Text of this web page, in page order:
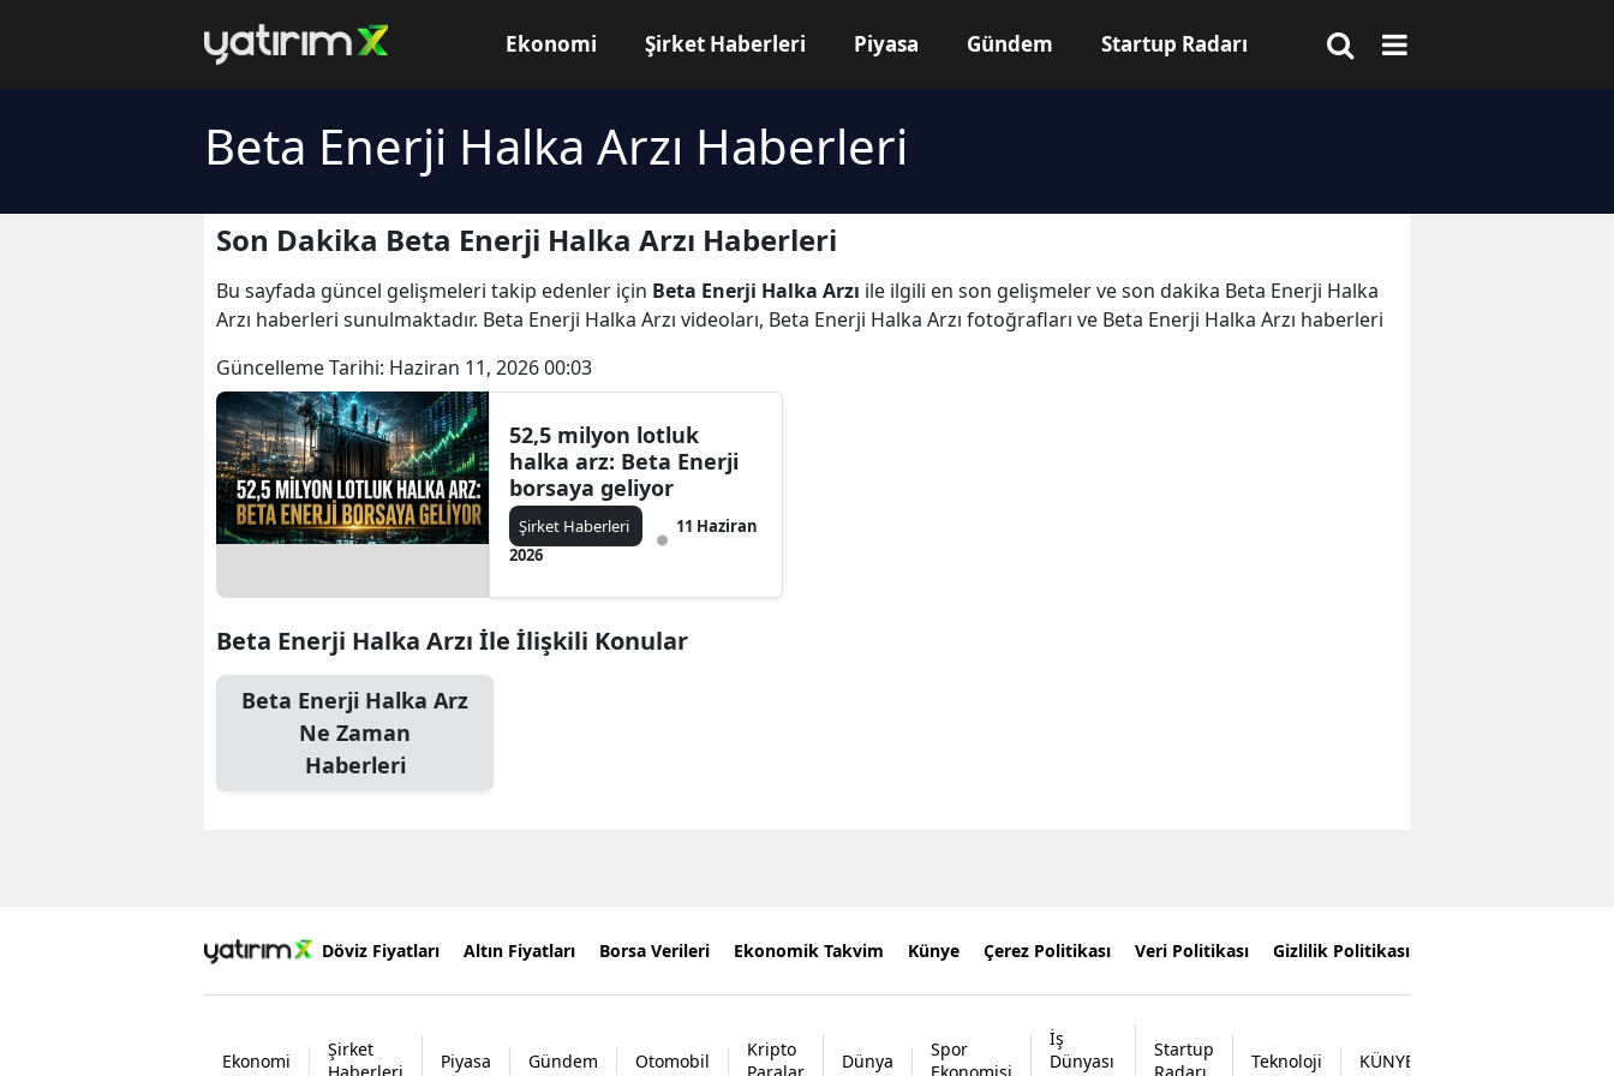
Ekonomi Şirket Haberleri Piyasa Gündem Startup Radarı
Beta Enerji Halka Arzı Haberleri
Son Dakika Beta Enerji Halka Arzı Haberleri
Bu sayfada güncel gelişmeleri takip edenler için Beta Enerji Halka Arzı ile ilgili en son gelişmeler ve son dakika Beta Enerji Halka
Arzı haberleri sunulmaktadır. Beta Enerji Halka Arzı videoları, Beta Enerji Halka Arzı fotoğrafları ve Beta Enerji Halka Arzı haberleri
Güncelleme Tarihi: Haziran 11, 2026 00:03
52,5 milyon lotluk
halka arz: Beta Enerji
borsaya geliyor
Şirket Haberleri
11 Haziran
2026
Beta Enerji Halka Arzı İle İlişkili Konular
Beta Enerji Halka Arz
Ne Zaman
Haberleri
Döviz Fiyatları Altın Fiyatları Borsa Verileri Ekonomik Takvim Künye Çerez Politikası Veri Politikası Gizlilik Politikası
Ekonomi
Şirket
Piyasa Gündem Otomobil
Kripto
Dünya
Spor
İş
Dünyası
Startup
Teknoloji KÜNYE